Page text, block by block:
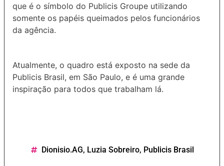
que é o símbolo do Publicis Groupe utilizando
somente os papéis queimados pelos funcionários
da agência.
Atualmente, o quadro está exposto na sede da
Publicis Brasil, em São Paulo, e é uma grande
inspiração para todos que trabalham lá.
Dionisio.AG, Luzia Sobreiro, Publicis Brasil